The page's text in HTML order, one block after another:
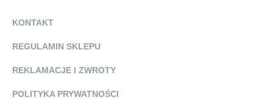
KONTAKT
REGULAMIN SKLEPU
REKLAMACJE I ZWROTY
POLITYKA PRYWATNOŚCI